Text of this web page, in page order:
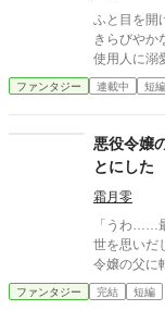
ふと目を開
きらびやか
使用人に溺愛する両親と兄
することになる。 この顔って、マルスティ
ゃない？ 私さっきまで確か映画館にいたはずなんだけど、どうし
れた漫画の
ない魔力を
ファンタジー 連載中 短編
悪役令嬢
とにした
霜月零
「うわ……最悪……」 王子の名前
世を思いだ
令嬢の父に
と娘の死亡
ファンタジー 完結 短編